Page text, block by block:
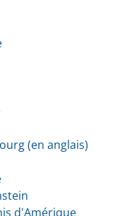
(en anglais)
d'Amérique